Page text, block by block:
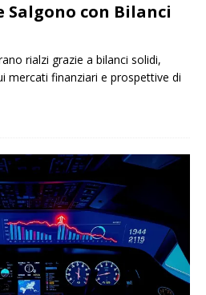
Salgono con Bilanci
rialzi grazie a bilanci solidi,
mercati finanziari e prospettive di